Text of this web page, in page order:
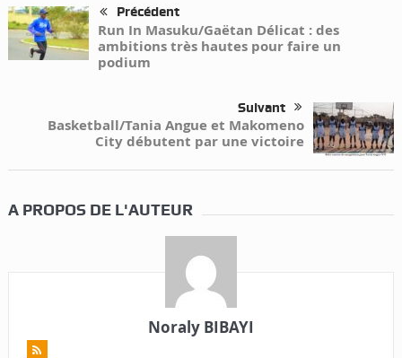
Précédent
Run In Masuku/Gaëtan Délicat : des
ambitions très hautes pour faire un
podium
Suivant
Basketball/Tania Angue et Makomeno
City débutent par une victoire
A PROPOS DE L'AUTEUR
Noraly BIBAYI